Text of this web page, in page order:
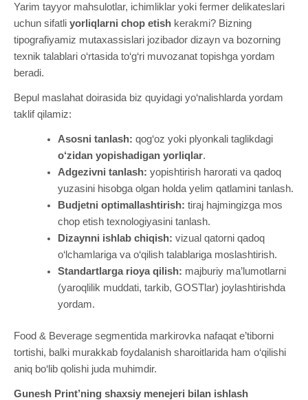
Yarim tayyor mahsulotlar, ichimliklar yoki fermer delikateslari
uchun sifatli yorliqlarni chop etish kerakmi? Bizning
tipografiyamiz mutaxassislari jozibador dizayn va bozorning
texnik talablari o‘rtasida to‘g‘ri muvozanat topishga yordam
beradi.
Bepul maslahat doirasida biz quyidagi yo‘nalishlarda yordam
taklif qilamiz:
Asosni tanlash: qog‘oz yoki plyonkali taglikdagi
o‘zidan yopishadigan yorliqlar.
Adgezivni tanlash: yopishtirish harorati va qadoq
yuzasini hisobga olgan holda yelim qatlamini tanlash.
Budjetni optimallashtirish: tiraj hajmingizga mos
chop etish texnologiyasini tanlash.
Dizaynni ishlab chiqish: vizual qatorni qadoq
o‘lchamlariga va o‘qilish talablariga moslashtirish.
Standartlarga rioya qilish: majburiy ma’lumotlarni
(yaroqlilik muddati, tarkib, GOSTlar) joylashtirishda
yordam.
Food & Beverage segmentida markirovka nafaqat e’tiborni
tortishi, balki murakkab foydalanish sharoitlarida ham o‘qilishi
aniq bo‘lib qolishi juda muhimdir.
Gunesh Print’ning shaxsiy menejeri bilan ishlash